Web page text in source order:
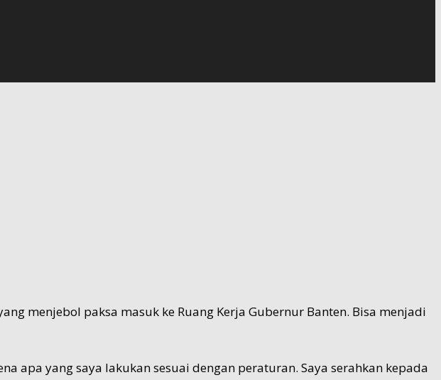
menjebol paksa masuk ke Ruang Kerja Gubernur Banten. Bisa menjadi
apa yang saya lakukan sesuai dengan peraturan. Saya serahkan kepada